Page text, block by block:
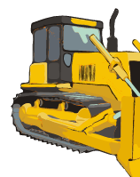
Перейти
основному
содержанию